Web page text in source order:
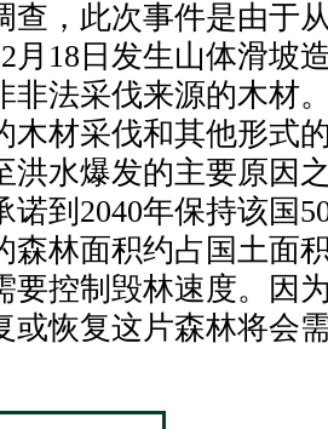
查，此次事件是由于
月18日发生山体滑坡
非法采伐来源的木材
木材采伐和其他形式
洪水爆发的主要原因
诺到2040年保持该国
森林面积约占国土面
要控制毁林速度。因
或恢复这片森林将会